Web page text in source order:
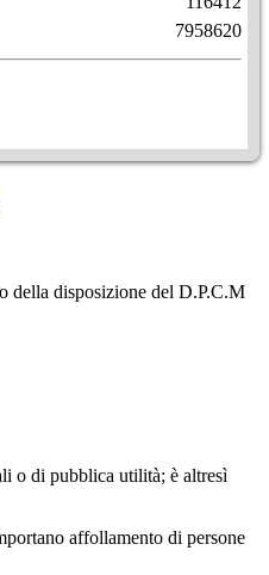
7958620
della disposizione del D.P.C.M
o di pubblica utilità; è altresì
affollamento di persone